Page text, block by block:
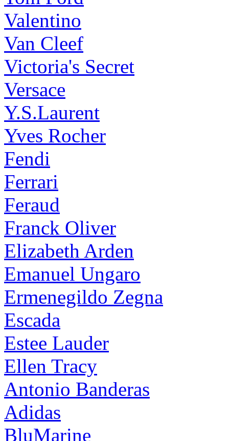
Valentino
Van Cleef
Victoria's Secret
Versace
Y.S.Laurent
Yves Rocher
Fendi
Ferrari
Feraud
Franck Oliver
Elizabeth Arden
Emanuel Ungaro
Ermenegildo Zegna
Escada
Estee Lauder
Ellen Tracy
Antonio Banderas
Adidas
BluMarine